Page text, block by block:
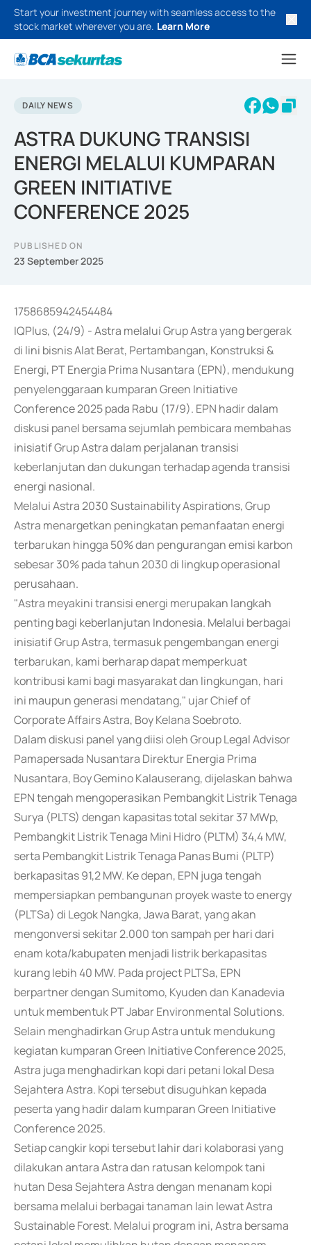
Start your investment journey with seamless access to the
stock market wherever you are. Learn More
DAILY NEWS
ASTRA DUKUNG TRANSISI
ENERGI MELALUI KUMPARAN
GREEN INITIATIVE
CONFERENCE 2025
PUBLISHED ON
23 September 2025
1758685942454484
IQPlus, (24/9) - Astra melalui Grup Astra yang bergerak
di lini bisnis Alat Berat, Pertambangan, Konstruksi &
Energi, PT Energia Prima Nusantara (EPN), mendukung
penyelenggaraan kumparan Green Initiative
Conference 2025 pada Rabu (17/9). EPN hadir dalam
diskusi panel bersama sejumlah pembicara membahas
inisiatif Grup Astra dalam perjalanan transisi
keberlanjutan dan dukungan terhadap agenda transisi
energi nasional.
Melalui Astra 2030 Sustainability Aspirations, Grup
Astra menargetkan peningkatan pemanfaatan energi
terbarukan hingga 50% dan pengurangan emisi karbon
sebesar 30% pada tahun 2030 di lingkup operasional
perusahaan.
"Astra meyakini transisi energi merupakan langkah
penting bagi keberlanjutan Indonesia. Melalui berbagai
inisiatif Grup Astra, termasuk pengembangan energi
terbarukan, kami berharap dapat memperkuat
kontribusi kami bagi masyarakat dan lingkungan, hari
ini maupun generasi mendatang," ujar Chief of
Corporate Affairs Astra, Boy Kelana Soebroto.
Dalam diskusi panel yang diisi oleh Group Legal Advisor
Pamapersada Nusantara Direktur Energia Prima
Nusantara, Boy Gemino Kalauserang, dijelaskan bahwa
EPN tengah mengoperasikan Pembangkit Listrik Tenaga
Surya (PLTS) dengan kapasitas total sekitar 37 MWp,
Pembangkit Listrik Tenaga Mini Hidro (PLTM) 34,4 MW,
serta Pembangkit Listrik Tenaga Panas Bumi (PLTP)
berkapasitas 91,2 MW. Ke depan, EPN juga tengah
mempersiapkan pembangunan proyek waste to energy
(PLTSa) di Legok Nangka, Jawa Barat, yang akan
mengonversi sekitar 2.000 ton sampah per hari dari
enam kota/kabupaten menjadi listrik berkapasitas
kurang lebih 40 MW. Pada project PLTSa, EPN
berpartner dengan Sumitomo, Kyuden dan Kanadevia
untuk membentuk PT Jabar Environmental Solutions.
Selain menghadirkan Grup Astra untuk mendukung
kegiatan kumparan Green Initiative Conference 2025,
Astra juga menghadirkan kopi dari petani lokal Desa
Sejahtera Astra. Kopi tersebut disuguhkan kepada
peserta yang hadir dalam kumparan Green Initiative
Conference 2025.
Setiap cangkir kopi tersebut lahir dari kolaborasi yang
dilakukan antara Astra dan ratusan kelompok tani
hutan Desa Sejahtera Astra dengan menanam kopi
bersama melalui berbagai tanaman lain lewat Astra
Sustainable Forest. Melalui program ini, Astra bersama